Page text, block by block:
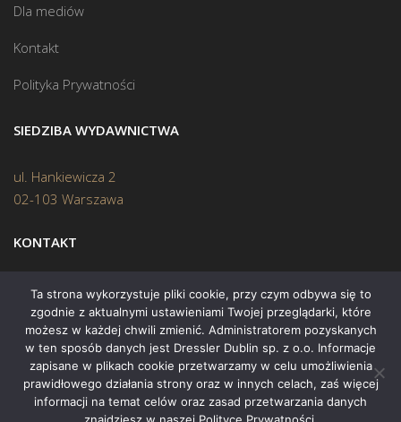
Dla mediów
Kontakt
Polityka Prywatności
SIEDZIBA WYDAWNICTWA
ul. Hankiewicza 2
02-103 Warszawa
KONTAKT
Biuro:(22) 45 70 402
Mail:biuro@swiatksiazki.pl
Ta strona wykorzystuje pliki cookie, przy czym odbywa się to
zgodnie z aktualnymi ustawieniami Twojej przeglądarki, które
możesz w każdej chwili zmienić. Administratorem pozyskanych
w ten sposób danych jest Dressler Dublin sp. z o.o. Informacje
zapisane w plikach cookie przetwarzamy w celu umożliwienia
prawidłowego działania strony oraz w innych celach, zaś więcej
informacji na temat celów oraz zasad przetwarzania danych